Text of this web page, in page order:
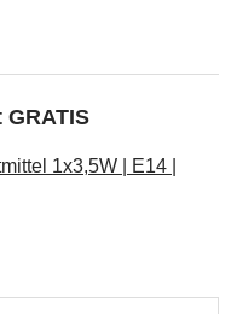
1x3,5W | E14 |